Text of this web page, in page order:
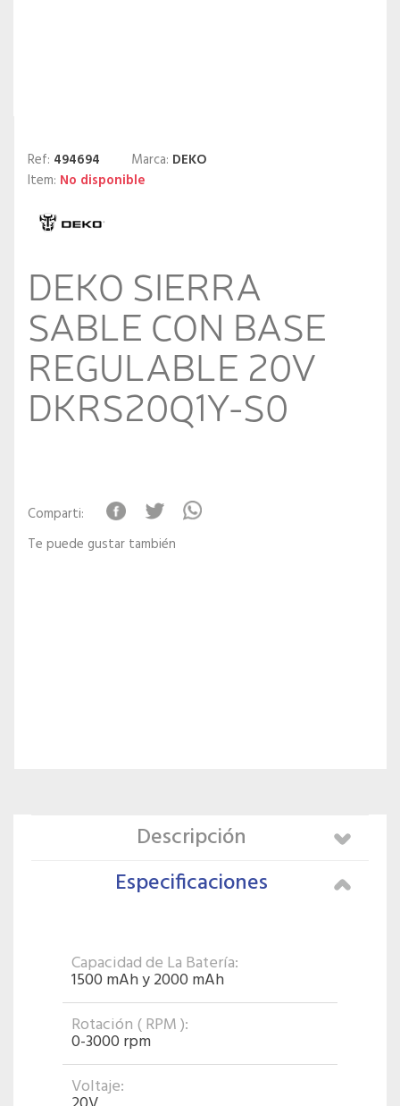
Ref: 494694 Marca: DEKO
Item: No disponible
DEKO SIERRA
SABLE CON BASE
REGULABLE 20V
DKRS20Q1Y-S0
Comparti:
Te puede gustar también
Descripción
Especificaciones
Capacidad de La Batería:
1500 mAh y 2000 mAh
Rotación ( RPM ):
0-3000 rpm
Voltaje: